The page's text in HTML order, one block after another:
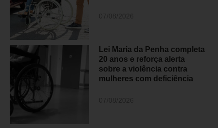
Lei Maria da Penha completa
20 anos e reforça alerta
sobre a violência contra
mulheres com deficiência